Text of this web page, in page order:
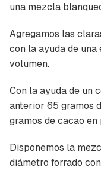
una mezcla
Agregamos las
con la ayuda de
volumen.
Con la ayuda de un
anterior 65 gramos
gramos de cacao en
Disponemos la
diámetro forrado